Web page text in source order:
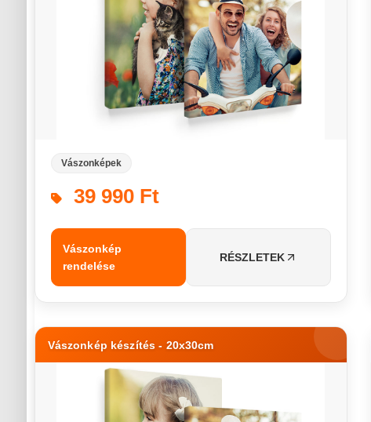
Vászonképek
39 990 Ft
Vászonkép
rendelése
RÉSZLETEK
Vászonkép készítés - 20x30cm